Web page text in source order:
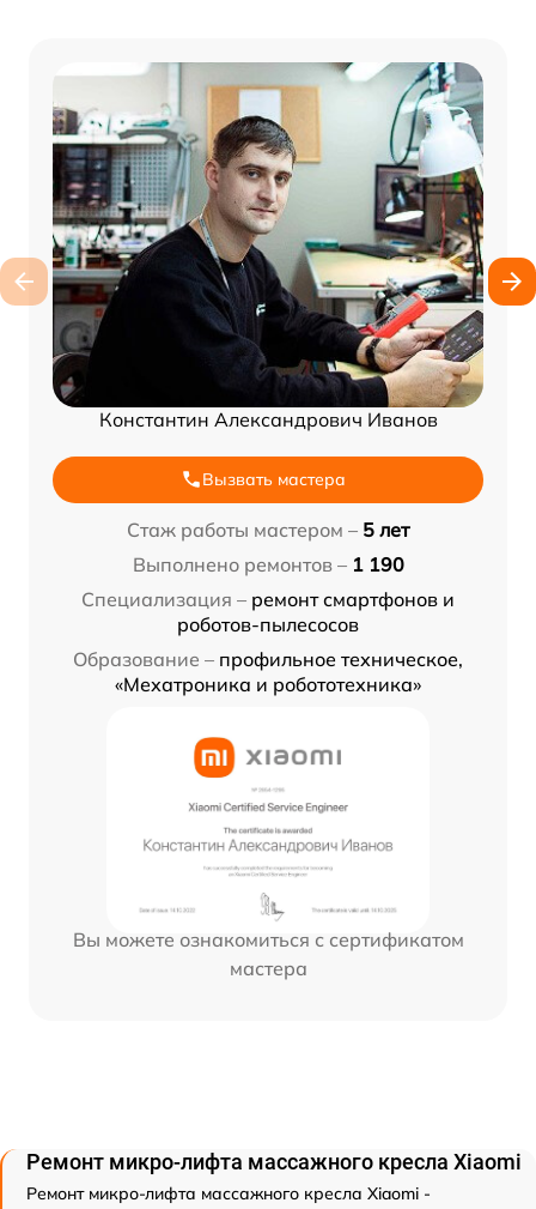
Константин Александрович Иванов
Вызвать мастера
Стаж работы мастером – 5 лет
Выполнено ремонтов – 1 190
Специализация – ремонт смартфонов и
роботов-пылесосов
Образование – профильное техническое,
«Мехатроника и робототехника»
Вы можете ознакомиться с сертификатом
мастера
Ремонт микро-лифта массажного кресла Xiaomi
Ремонт микро-лифта массажного кресла Xiaomi -